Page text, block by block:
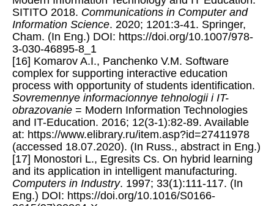
SITITO 2018. Communications in Computer and
Information Science. 2020; 1201:3-41. Springer,
Cham. (In Eng.) DOI: https://doi.org/10.1007/978-
3-030-46895-8_1
[16] Komarov A.I., Panchenko V.M. Software
complex for supporting interactive education
process with opportunity of students identification.
Sovremennye informacionnye tehnologii i IT-
obrazovanie = Modern Information Technologies
and IT-Education. 2016; 12(3-1):82-89. Available
at: https://www.elibrary.ru/item.asp?id=27411978
(accessed 18.07.2020). (In Russ., abstract in Eng.)
[17] Monostori L., Egresits Cs. On hybrid learning
and its application in intelligent manufacturing.
Computers in Industry. 1997; 33(1):111-117. (In
Eng.) DOI: https://doi.org/10.1016/S0166-